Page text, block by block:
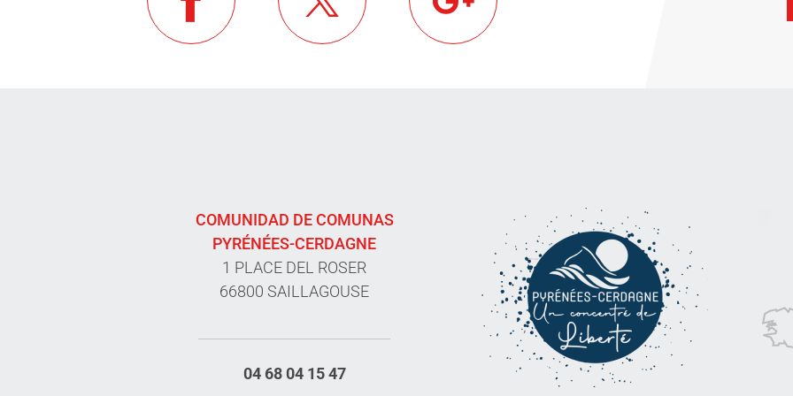
COMUNIDAD DE COMUNAS
PYRÉNÉES-CERDAGNE
1 PLACE DEL ROSER
66800 SAILLAGOUSE
04 68 04 15 47